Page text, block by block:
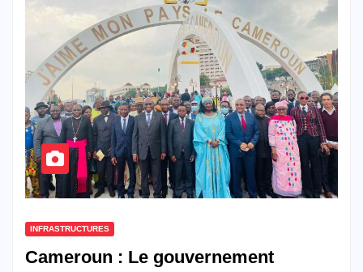
INFRASTRUCTURES
Cameroun : Le gouvernement